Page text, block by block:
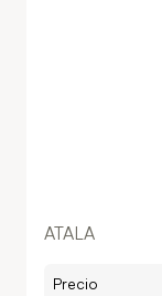
ATALA
Precio